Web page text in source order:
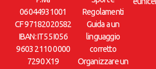
06044931001
CF 97182020582
IBAN: IT55 I056
9603 2110 0000
7290 X19
Regolamenti
Guida a un
linguaggio
corretto
Organizzare un